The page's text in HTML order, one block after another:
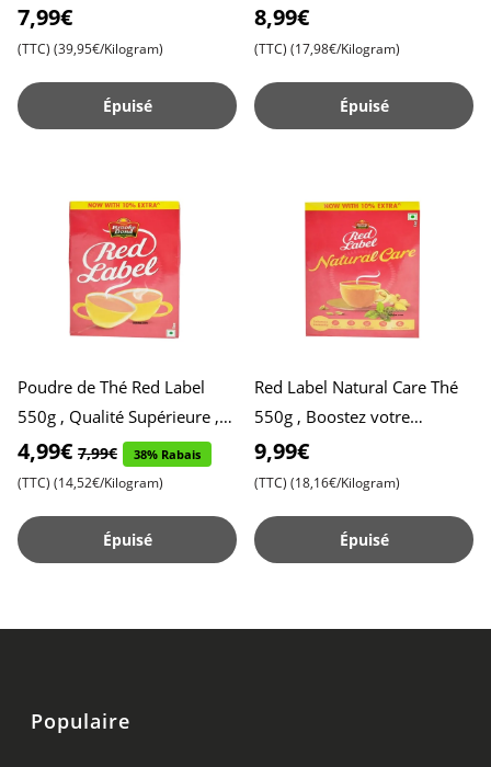
Aromatique , Parfait pour
Bien Commencer la Journée
7,99€
(TTC) (39,95€/Kilogram)
Épuisé
supérieure pour un goût
riche , Parfait pour l,in
8,99€
(TTC) (17,98€/Kilogram)
Épuisé
Poudre de Thé Red Label
550g , Qualité Supérieure ,
Saveur Rafraîchissante
4,99€ 7,99€ 38% Rabais
(TTC) (14,52€/Kilogram)
Épuisé
Red Label Natural Care Thé
550g , Boostez votre
immunité avec 5 ingrédients
naturels , Saveur rafraî
9,99€
(TTC) (18,16€/Kilogram)
Épuisé
Populaire